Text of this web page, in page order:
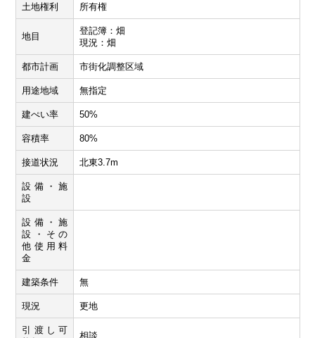
土地権利 所有権
地目
登記簿：畑
現況：畑
都市計画 市街化調整区域
用途地域 無指定
建ぺい率 50%
容積率 80%
接道状況 北東3.7m
設備・施
設
設備・施
設・その
他使用料
金
建築条件 無
現況 更地
引渡し可
相談